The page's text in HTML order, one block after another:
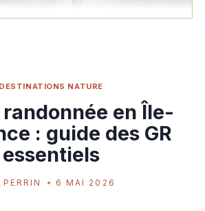
DESTINATIONS NATURE
en Île-
: guide des GR
essentiels
6 MAI 2026